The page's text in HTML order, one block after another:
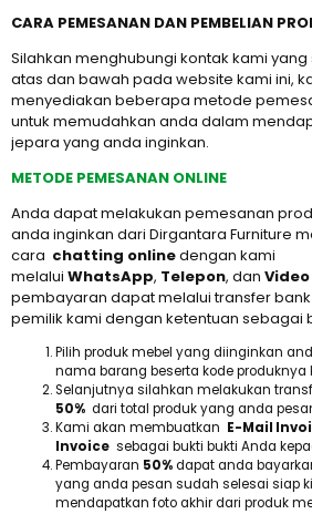
CARA PEMESANAN DAN PEMBELIAN
Silahkan menghubungi kontak kami
atas dan bawah pada website kami ini,
menyediakan beberapa metode
untuk memudahkan anda dalam
jepara yang anda inginkan.
METODE PEMESANAN ONLINE
Anda dapat melakukan pemesanan
anda inginkan dari Dirgantara Furniture
cara chatting onlinedengan kami
melalui WhatsApp, Telepon, dan
pembayaran dapat melalui transfer
pemilik kami dengan ketentuan sebagai
Pilih produk mebel yang diinginkan
nama barang beserta kode produknya
Selanjutnya silahkan melakukan
50% dari total produk yang anda
Kami akan membuatkan E-Mail
Invoice sebagai bukti bukti Anda
Pembayaran 50%dapat anda
yang anda pesan sudah selesai siap
mendapatkan foto akhir dari produk